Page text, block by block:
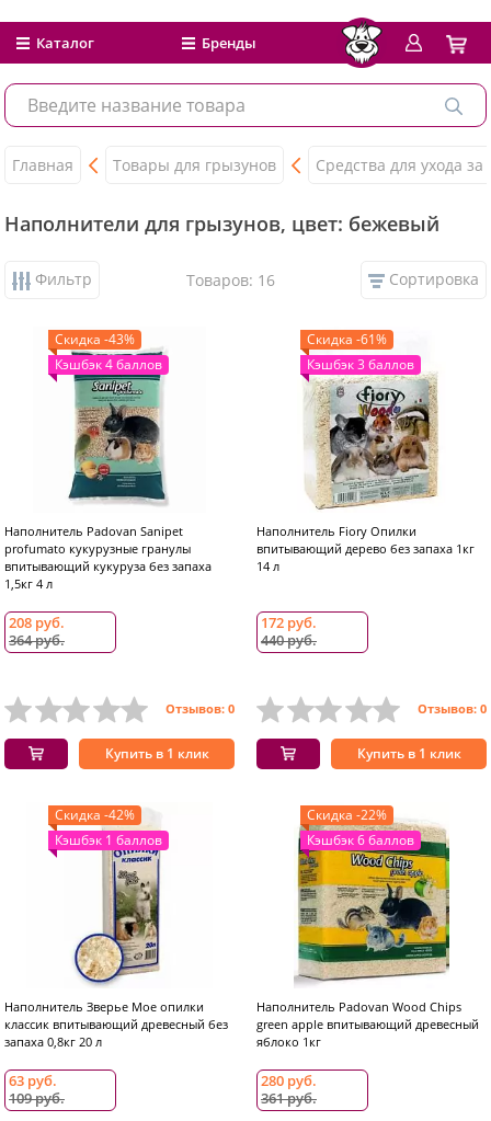
Каталог Бренды
Главная Товары для грызунов Средства для ухода
Наполнители для грызунов, цвет: бежевый
Фильтр Товаров: 16 Сортировка
Скидка -43%
Кэшбэк 4 баллов
Наполнитель Padovan Sanipet
profumato кукурузные гранулы
впитывающий кукуруза без запаха
1,5кг 4 л
208 руб.
364 руб.
Отзывов: 0
Купить в 1 клик
Скидка -61%
Кэшбэк 3 баллов
Наполнитель Fiory Опилки
впитывающий дерево без запаха 1кг
14 л
172 руб.
440 руб.
Отзывов: 0
Купить в 1 клик
Скидка -42%
Кэшбэк 1 баллов
Наполнитель Зверье Мое опилки
классик впитывающий древесный без
запаха 0,8кг 20 л
63 руб.
109 руб.
Скидка -22%
Кэшбэк 6 баллов
Наполнитель Padovan Wood Chips
green apple впитывающий древесный
яблоко 1кг
280 руб.
361 руб.